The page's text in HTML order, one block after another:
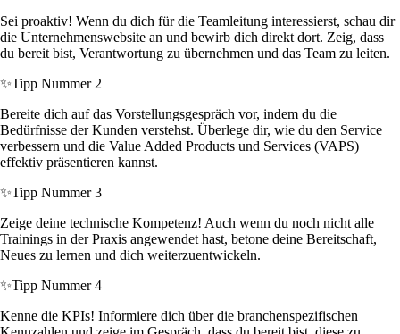
Sei proaktiv! Wenn du dich für die Teamleitung interessierst, schau dir
die Unternehmenswebsite an und bewirb dich direkt dort. Zeig, dass
du bereit bist, Verantwortung zu übernehmen und das Team zu leiten.
✨Tipp Nummer 2
Bereite dich auf das Vorstellungsgespräch vor, indem du die
Bedürfnisse der Kunden verstehst. Überlege dir, wie du den Service
verbessern und die Value Added Products und Services (VAPS)
effektiv präsentieren kannst.
✨Tipp Nummer 3
Zeige deine technische Kompetenz! Auch wenn du noch nicht alle
Trainings in der Praxis angewendet hast, betone deine Bereitschaft,
Neues zu lernen und dich weiterzuentwickeln.
✨Tipp Nummer 4
Kenne die KPIs! Informiere dich über die branchenspezifischen